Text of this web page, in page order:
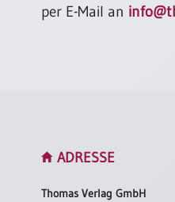
per E-Mail an
ADRESSE
Thomas Verlag GmbH